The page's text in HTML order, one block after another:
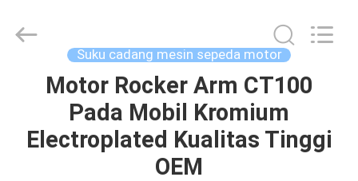
RUMAH
PRODUK
Spare
Parts
Suku cadang mesin sepeda motor
Motor Rocker Arm CT100
Pada Mobil Kromium
Electroplated Kualitas Tinggi
OEM